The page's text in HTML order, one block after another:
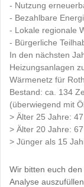
- Nutzung
- Bezahlbare
- Lokale regionale
- Bürgerliche
In den nächsten
Heizungsanlagen
Wärmenetz für
Bestand: ca. 134
(überwiegend mit
> Älter 25 Jahre:
> Älter 20 Jahre:
> Jünger als 15
Wir bitten euch
Analyse auszufüllen.